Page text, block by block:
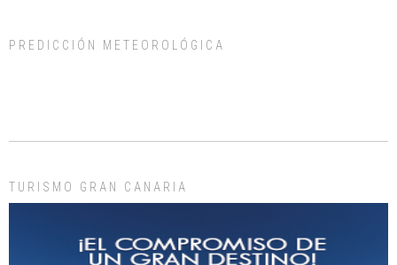
días, ella incluida...
PREDICCIÓN METEOROLÓGICA
TURISMO GRAN CANARIA